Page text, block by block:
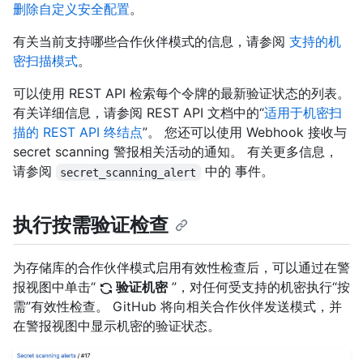
删除自定义安全配置。
有关当前支持哪些合作伙伴模式的信息，请参阅 支持的机
密扫描模式。
可以使用 REST API 检索每个令牌的最新验证状态的列表。
有关详细信息，请参阅 REST API 文档中的“适用于机密扫
描的 REST API 终结点”。 您还可以使用 Webhook 接收与
secret scanning 警报相关活动的通知。 有关更多信息，
请参阅
secret_scanning_alert 中的 事件。
执行按需验证检查
为存储库的合作伙伴模式启用有效性检查后，可以通过在警
报视图中单击“
验证机密”，对任何受支持的机密执行“按
需”有效性检查。 GitHub 将向相关合作伙伴发送模式，并
在警报视图中显示机密的验证状态。